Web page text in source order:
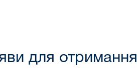
для